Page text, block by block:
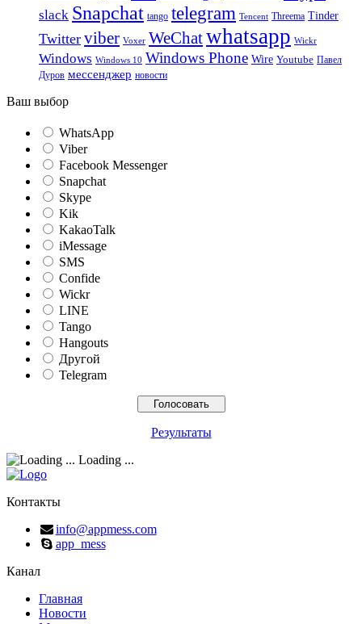
slack Snapchat tango telegram Tencent Threema Tinder
Twitter viber Voxer WeChatwhatsapp Wickr
Windows Windows 10 Windows Phone Wire Youtube Павел
Дуров мессенджер новости
Ваш выбор
WhatsApp
Viber
Facebook Messenger
Snapchat
Skype
Kik
KakaoTalk
iMessage
SMS
Confide
Wickr
LINE
Tango
Hangouts
Другой
Telegram
Результаты
Loading ...
Контакты
info@appmess.com
app_mess
Канал
Главная
Новости